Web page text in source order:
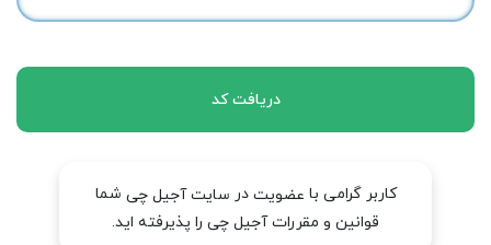
دریافت کد
کاربر گرامی با عضویت در سایت آجیل چی شما
قوانین و مقررات آجیل چی را پذیرفته اید.